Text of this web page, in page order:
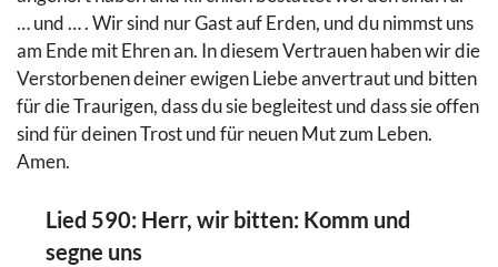
… und … . Wir sind nur Gast auf Erden, und du nimmst uns
am Ende mit Ehren an. In diesem Vertrauen haben wir die
Verstorbenen deiner ewigen Liebe anvertraut und bitten
für die Traurigen, dass du sie begleitest und dass sie offen
sind für deinen Trost und für neuen Mut zum Leben.
Amen.
Lied 590: Herr, wir bitten: Komm und
segne uns